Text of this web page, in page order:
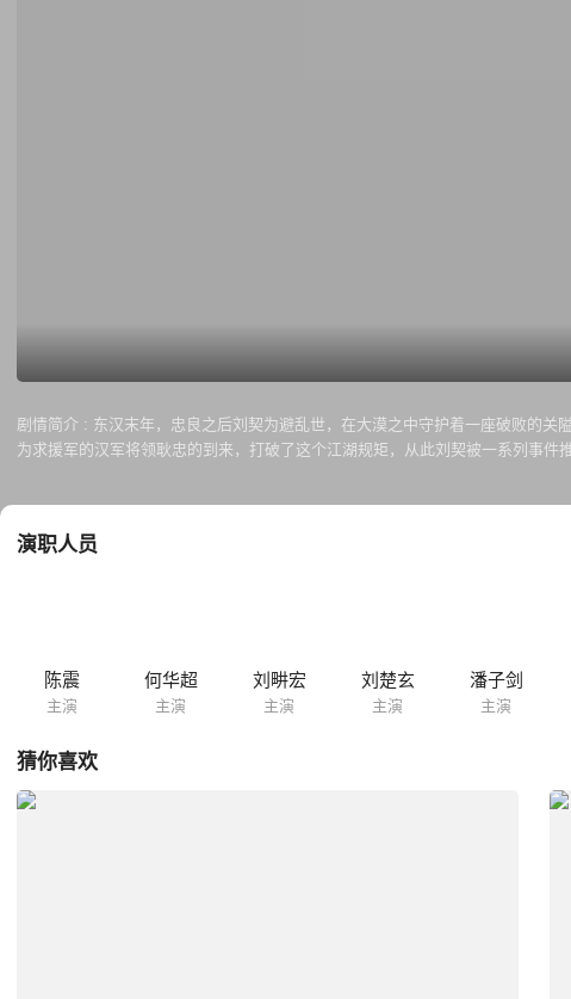
剧情简介 : 东汉末年，忠良之后刘契为避乱世，在大漠之中守护着一座破败的
为求援军的汉军将领耿忠的到来，打破了这个江湖规矩，从此刘契被一系列事
演职人员
陈震
主演
何华超
主演
刘畊宏
主演
刘楚玄
主演
潘子剑
主演
猜你喜欢